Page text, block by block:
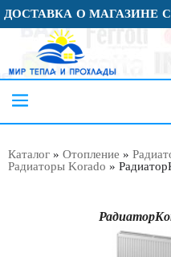
ДОСТАВКА О МАГАЗИНЕ
Каталог » Отопление »
Радиаторы Korado »